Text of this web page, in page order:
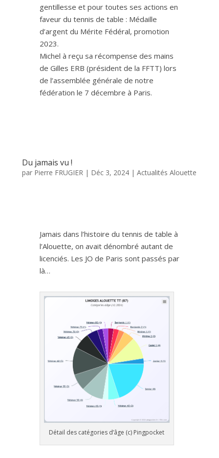
gentillesse et pour toutes ses actions en
faveur du tennis de table : Médaille
d’argent du Mérite Fédéral, promotion
2023.
Michel à reçu sa récompense des mains
de Gilles ERB (président de la FFTT) lors
de l’assemblée générale de notre
fédération le 7 décembre à Paris.
Du jamais vu !
par Pierre FRUGIER| Déc 3, 2024| Actualités Alouette
Jamais dans l’histoire du tennis de table à
l’Alouette, on avait dénombré autant de
licenciés. Les JO de Paris sont passés par
là…
Détail des catégories d’âge (c) Pingpocket